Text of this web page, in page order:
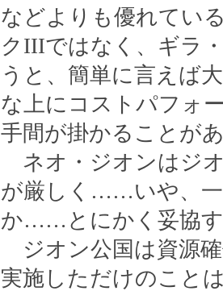
などよりも優れてい
クIIIではなく、ギラ
うと、簡単に言えば
な上にコストパフォ
手間が掛かることが
ネオ・ジオンはジ
が厳しく……いや、一
か……とにかく妥協
ジオン公国は資源
実施しただけのこと